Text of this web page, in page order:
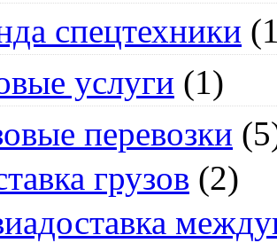
спецтехники
услуги (1)
перевозки
грузов (2)